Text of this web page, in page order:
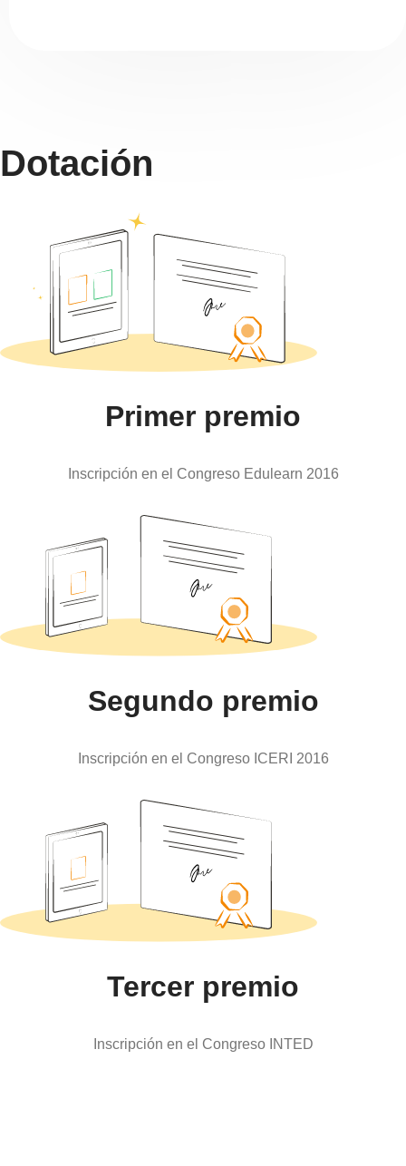
Dotación
Primer premio
Inscripción en el Congreso Edulearn 2016
Segundo premio
Inscripción en el Congreso ICERI 2016
Tercer premio
Inscripción en el Congreso INTED